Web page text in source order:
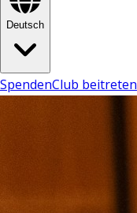
Deutsch
SpendenClub beitreten